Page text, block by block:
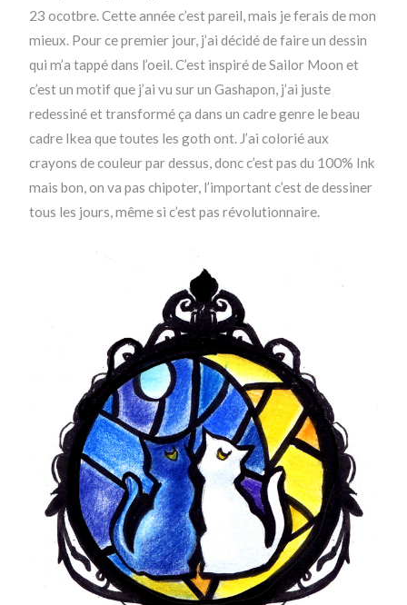
23 ocotbre. Cette année c’est pareil, mais je ferais de mon
mieux. Pour ce premier jour, j’ai décidé de faire un dessin
qui m’a tappé dans l’oeil. C’est inspiré de Sailor Moon et
c’est un motif que j’ai vu sur un Gashapon, j’ai juste
redessiné et transformé ça dans un cadre genre le beau
cadre Ikea que toutes les goth ont. J’ai colorié aux
crayons de couleur par dessus, donc c’est pas du 100% Ink
mais bon, on va pas chipoter, l’important c’est de dessiner
tous les jours, même si c’est pas révolutionnaire.